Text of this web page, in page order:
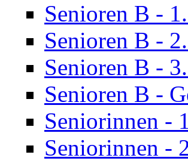
Senioren B -
Senioren B -
Senioren B -
Senioren B -
Seniorinnen -
Seniorinnen -